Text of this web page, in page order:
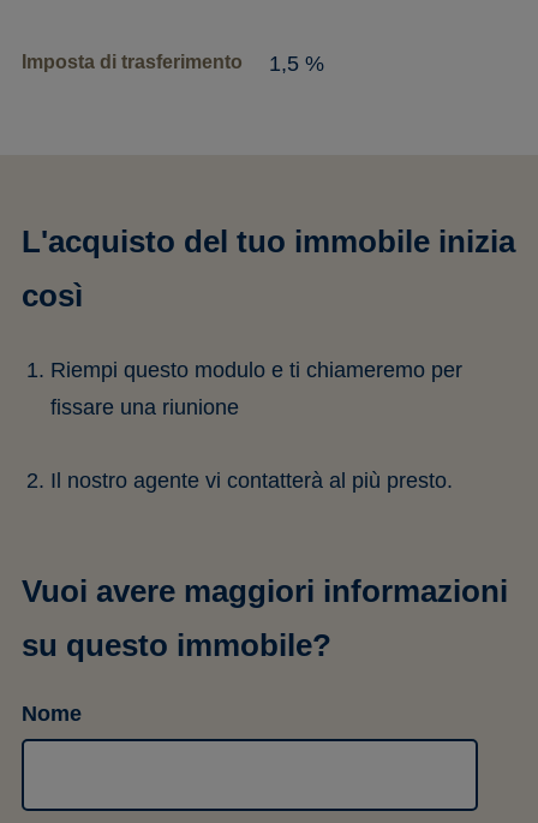
Imposta di trasferimento 1,5 %
L'acquisto del tuo immobile inizia
così
Riempi questo modulo e ti chiameremo per
fissare una riunione
Il nostro agente vi contatterà al più presto.
Vuoi avere maggiori informazioni
su questo immobile?
Nome